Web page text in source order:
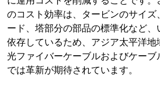
のコスト効率は、タービンのサイ
ード、塔部分の部品の標準化など
依存しているため、アジア太平洋
光ファイバーケーブルおよびケー
では革新が期待されています。